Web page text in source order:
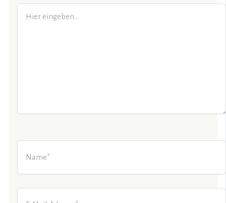
Hier
eingeben…
Name*
E-